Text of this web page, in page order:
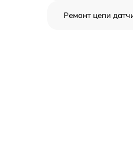
Ремонт цепи